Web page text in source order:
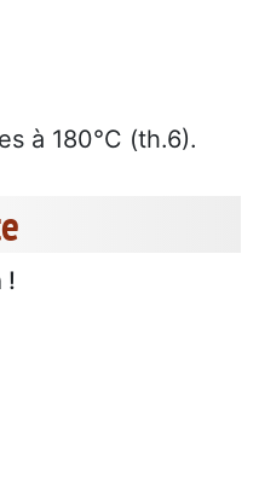
à 180°C (th.6).
!